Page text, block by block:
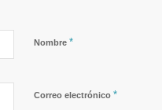
Nombre *
Correo electrónico *